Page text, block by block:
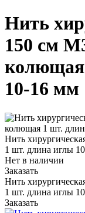
Нить
150 см
10-16 мм
Нить
1 шт. длина иглы
Нет в наличии
Заказать
Нить
1 шт. длина иглы
Заказать